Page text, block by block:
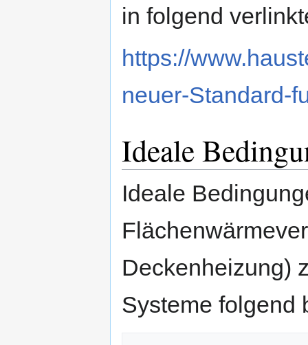
in folgend
https://
neuer-Standard-
Ideale
Ideale
Deckenheizung)
Systeme folgend